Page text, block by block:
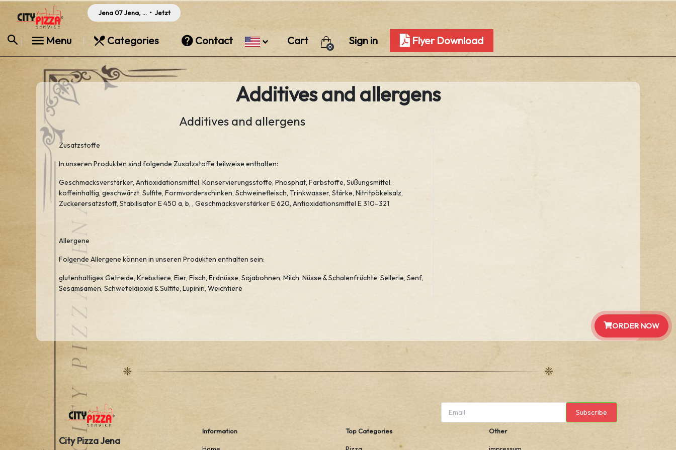
Jena 07 Jena, Germany
•Jetzt
Menu Categories Contact Cart
0
Sign in Flyer Download
Additives and allergens
Additives and allergens
Zusatzstoffe
In unseren Produkten sind folgende Zusatzstoffe teilweise enthalten:
Geschmacksverstärker, Antioxidationsmittel, Konservierungsstoffe, Phosphat, Farbstoffe, Süßungsmittel,
koffeinhaltig, geschwärzt, Sulfite, Formvorderschinken, Schweinefleisch, Trinkwasser, Stärke, Nitritpökelsalz,
Zuckerer­satzstoff, Stabilisator E 450 a, b, , Geschmacksverstärker E 620, Antioxidationsmittel E 310–321
Allergene
Folgende Allergene können in unseren Produkten enthalten sein:
glutenhaltiges Getreide, Krebstiere, Eier, Fisch, Erdnüsse, Sojabohnen, Milch, Nüsse & Schalenfrüchte, Sellerie, Senf,
Sesamsamen, Schwefeldioxid & Sulfite, Lupinin, Weichtiere
Subscribe
City Pizza Jena
Information Top Categories Other
ORDER NOW